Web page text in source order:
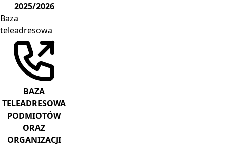
2025/2026
Baza
teleadresowa
BAZA
TELEADRESOWA
PODMIOTÓW
ORAZ
ORGANIZACJI